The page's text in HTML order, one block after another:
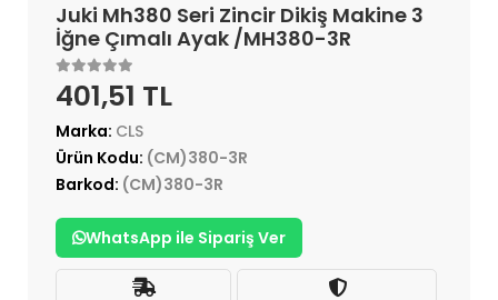
Juki Mh380 Seri Zincir Dikiş Makine 3
İğne Çımalı Ayak /MH380-3R
401,51 TL
Marka: CLS
Ürün Kodu: (CM)380-3R
Barkod: (CM)380-3R
WhatsApp ile Sipariş Ver